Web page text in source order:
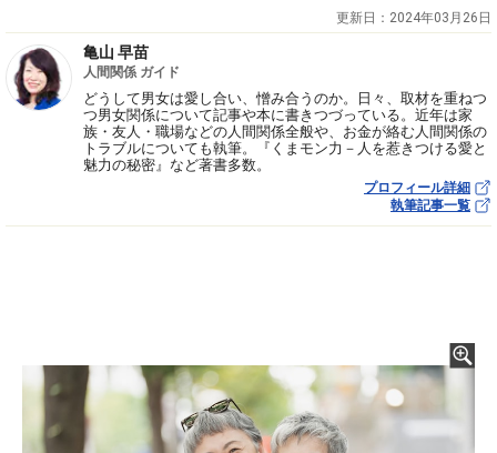
更新日： 2024年03月26日
亀山 早苗
人間関係 ガイド
どうして男女は愛し合い、憎み合うのか。日々、取材を重ねつ
つ男女関係について記事や本に書きつづっている。近年は家
族・友人・職場などの人間関係全般や、お金が絡む人間関係の
トラブルについても執筆。『くまモン力－人を惹きつける愛と
魅力の秘密』など著書多数。
プロフィール詳細
執筆記事一覧